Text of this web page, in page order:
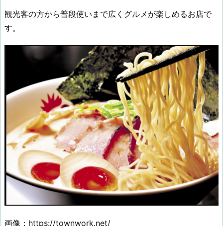
観光客の方から普段使いまで広くグルメが楽しめるお店で
す。
画像：https://townwork.net/